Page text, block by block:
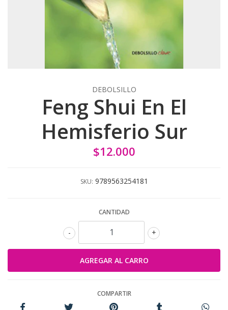
DEBOLSILLO
Feng Shui En El
Hemisferio Sur
$12.000
SKU: 9789563254181
CANTIDAD
+
-
COMPARTIR